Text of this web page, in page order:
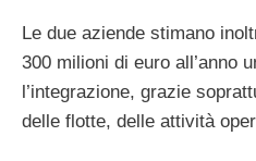
Le due aziende stimano
300 milioni di euro all’anno
l’integrazione, grazie
delle flotte, delle attività